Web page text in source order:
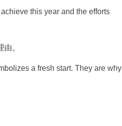
this year and the efforts
。
a fresh start. They are why